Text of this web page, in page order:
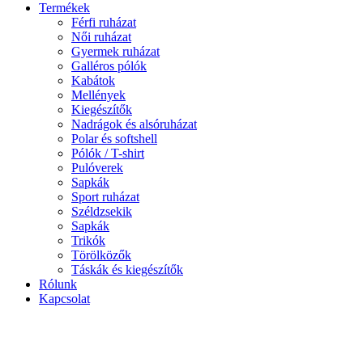
Termékek
Férfi ruházat
Női ruházat
Gyermek ruházat
Galléros pólók
Kabátok
Mellények
Kiegészítők
Nadrágok és alsóruházat
Polar és softshell
Pólók / T-shirt
Pulóverek
Sapkák
Sport ruházat
Széldzsekik
Sapkák
Trikók
Törölközők
Táskák és kiegészítők
Rólunk
Kapcsolat